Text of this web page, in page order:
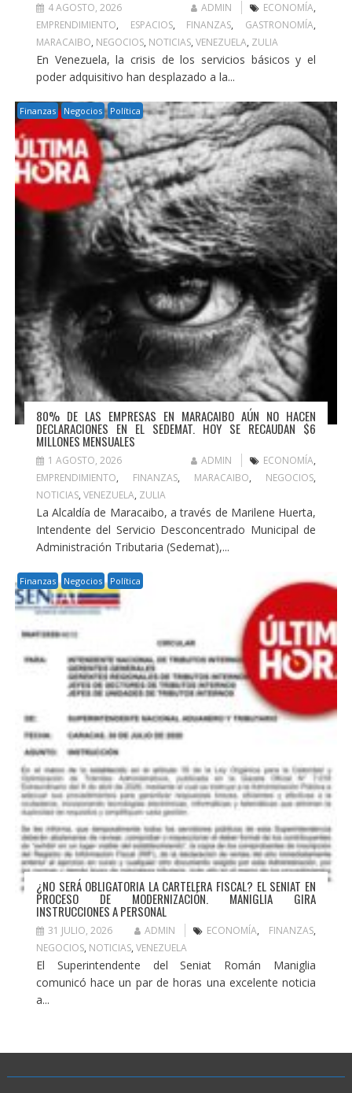
4 AGOSTO, 2026 ADMIN ECONOMÍA,
EMPRENDIMIENTO, ESPACIOS, FINANZAS, GASTRONOMÍA,
MARACAIBO, NEGOCIOS, NOTICIAS, VENEZUELA, ZULIA
En Venezuela, la crisis de los servicios básicos y el
poder adquisitivo han desplazado a la...
Finanzas Negocios Política
80% DE LAS EMPRESAS EN MARACAIBO AÚN NO HACEN
DECLARACIONES EN EL SEDEMAT. HOY SE RECAUDAN $6
MILLONES MENSUALES
1 AGOSTO, 2026 ADMIN ECONOMÍA,
EMPRENDIMIENTO, FINANZAS, MARACAIBO, NEGOCIOS,
NOTICIAS, VENEZUELA, ZULIA
La Alcaldía de Maracaibo, a través de Marilene Huerta,
Intendente del Servicio Desconcentrado Municipal de
Administración Tributaria (Sedemat),...
Finanzas Negocios Política
¿NO SERÁ OBLIGATORIA LA CARTELERA FISCAL? EL SENIAT EN
PROCESO DE MODERNIZACIÓN. MANIGLIA GIRA
INSTRUCCIONES A PERSONAL
31 JULIO, 2026 ADMIN ECONOMÍA, FINANZAS,
NEGOCIOS, NOTICIAS, VENEZUELA
El Superintendente del Seniat Román Maniglia
comunicó hace un par de horas una excelente noticia
a...